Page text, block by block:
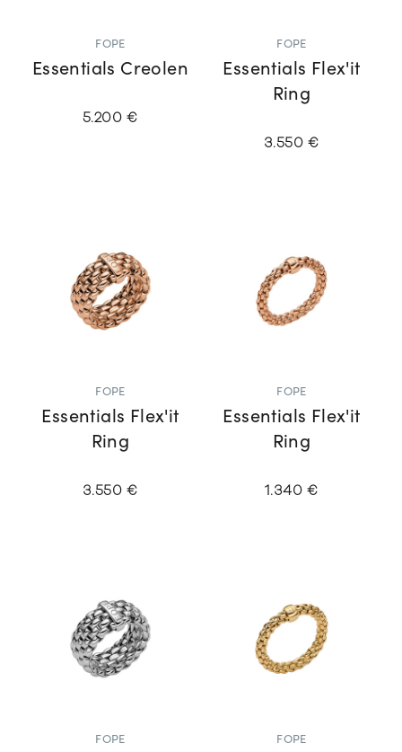
FOPE
Essentials Creolen
5.200 €
FOPE
Essentials Flex'it
Ring
3.550 €
FOPE
Essentials Flex'it
Ring
3.550 €
FOPE
Essentials Flex'it
Ring
1.340 €
FOPE FOPE